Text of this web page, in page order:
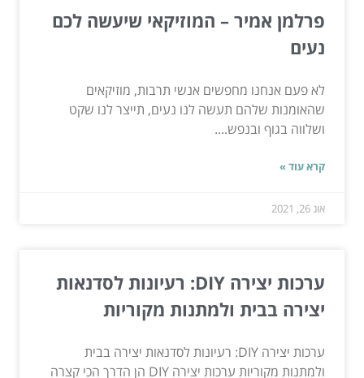
פרלמן אמיר – המוזיקאי שיעשה לכם
נעים
לא פעם אנחנו מחפשים אנשי תרבות, מוזיקאים
שהאומנות שלהם תעשה לנו נעים, תייצר לנו שקט
ושלווה בגוף ובנפש....
קרא עוד »
אוג 26, 2021
ערכות יצירה DIY: רעיונות לסדנאות
יצירה בבית ולמתנות מקוריות
ערכות יצירה DIY: רעיונות לסדנאות יצירה בבית
ולמתנות מקוריות ערכות יצירה DIY הן הדרך הכי קצרה